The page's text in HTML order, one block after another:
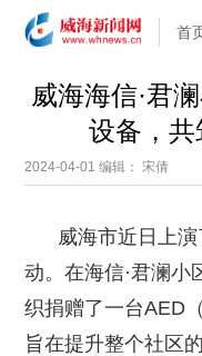
首
威海海信·君
设备，
2024-04-01编辑： 宋倩
威海市近日上演
动。在海信·君澜小
织捐赠了一台AED
旨在提升整个社区